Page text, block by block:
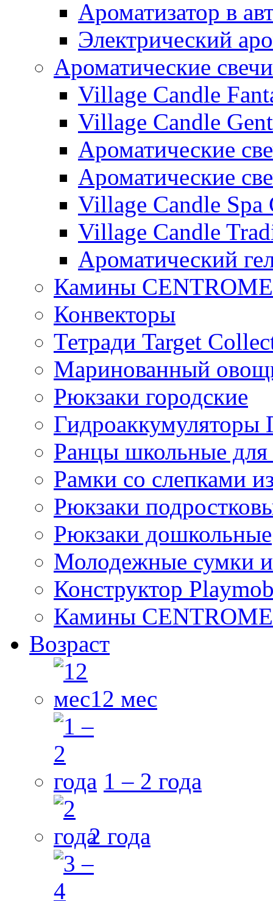
Ароматизатор в
Электрический
Ароматические
Village Candle
Village Candle
Ароматические
Ароматические
Village Candle Spa
Village Candle
Ароматический
Камины
Конвекторы
Тетради Target
Маринованный
Рюкзаки городские
Ранцы школьные
Рамки со слепками
Рюкзаки
Рюкзаки дошкольные
Молодежные сумки
Конструктор
Камины
Возраст
12 мес
1 – 2 года
2 года